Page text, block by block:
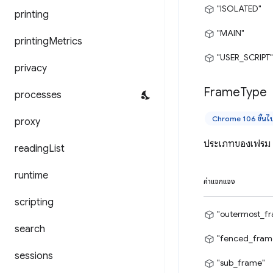
printing
printingMetrics
privacy
processes
proxy
readingList
runtime
scripting
search
sessions
"ISOLATED"
"MAIN"
"USER_SCRIPT"
FrameType
Chrome 106 ขึ้นไ
ประเภทของเฟรม
ค่าแจกแจง
"sub_frame"